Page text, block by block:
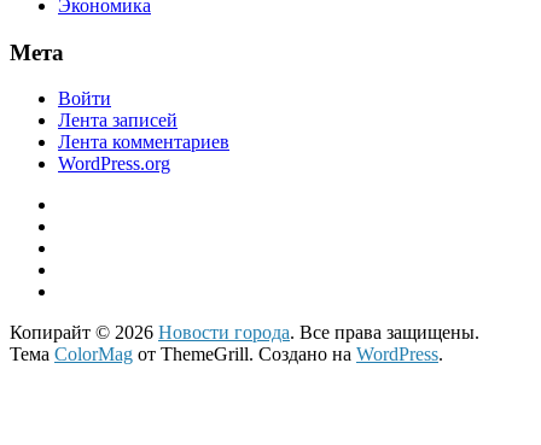
Экономика
Мета
Войти
Лента записей
Лента комментариев
WordPress.org
Копирайт © 2026 Новости города. Все права защищены.
Тема ColorMag от ThemeGrill. Создано на WordPress.